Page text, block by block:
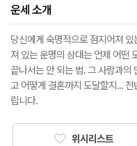
운세 소개
당신에게 숙명적으로 점지어져
져 있는 운명의 상대는 언제 어떤
끝나서는 안 되는 법. 그 사람과의
고 어떻게 결혼까지 도달할지...
립니다.
위시리스트